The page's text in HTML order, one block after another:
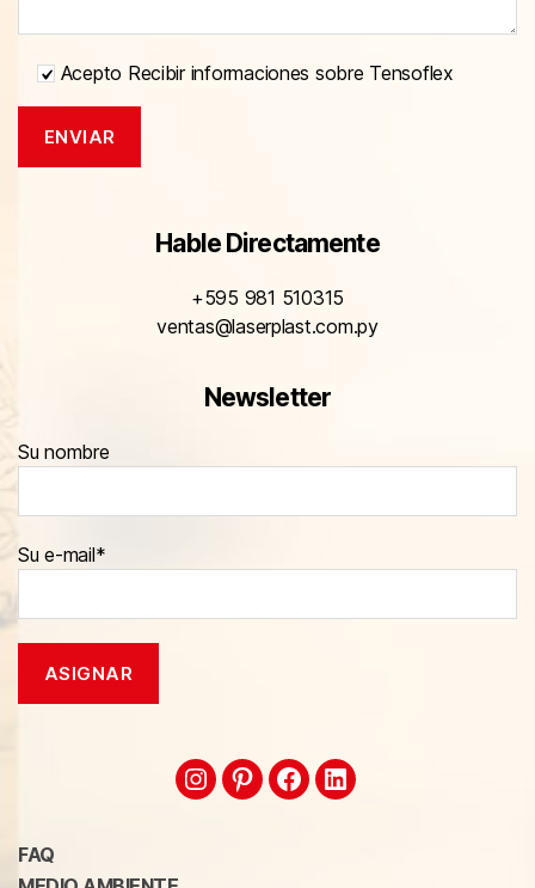
Acepto Recibir informaciones sobre Tensoflex
Hable Directamente
+595 981 510315
ventas@laserplast.com.py
Newsletter
Su nombre
Su e-mail*
FAQ